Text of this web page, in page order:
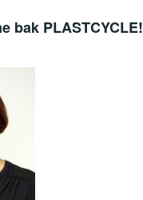
bak PLASTCYCLE!